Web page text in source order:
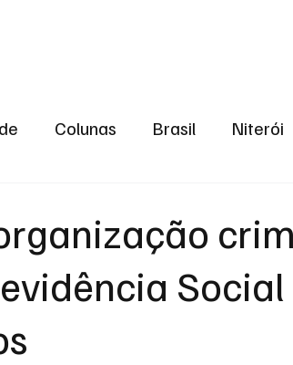
Colunas Brasil Niterói
serrana EconomiaSocial